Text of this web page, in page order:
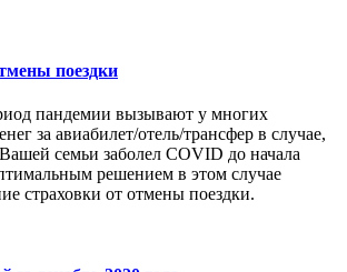
поездки
пандемии вызывают у многих
за авиабилет/отель/трансфер в случае,
семьи заболел COVID до начала
решением в этом случае
страховки от отмены поездки.